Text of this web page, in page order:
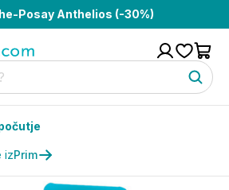
Posay Anthelios (-30%)
izPrim